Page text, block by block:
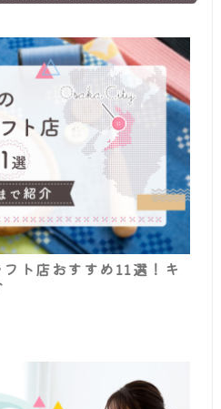
ト店おすすめ11選！キ